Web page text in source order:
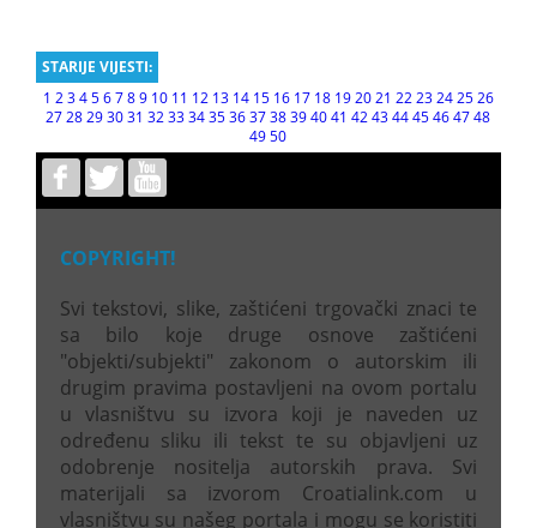
STARIJE VIJESTI:
1 23456789 10 11 12 13 14 15 16 17 18 192021 2223242526
27 28 29 30 31 32 33 34 35 36 37 38 39 40 41 42 43 44 45 46 47 48
49 50
COPYRIGHT!
Svi tekstovi, slike, zaštićeni trgovački znaci te
sa bilo koje druge osnove zaštićeni
"objekti/subjekti" zakonom o autorskim ili
drugim pravima postavljeni na ovom portalu
u vlasništvu su izvora koji je naveden uz
određenu sliku ili tekst te su objavljeni uz
odobrenje nositelja autorskih prava. Svi
materijali sa izvorom Croatialink.com u
vlasništvu su našeg portala i mogu se koristiti